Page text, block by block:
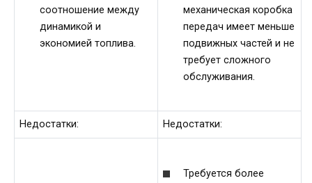
соотношение между
динамикой и
экономией топлива.
механическая коробка
передач имеет меньше
подвижных частей и не
требует сложного
обслуживания.
Недостатки: Недостатки:
Требуется более